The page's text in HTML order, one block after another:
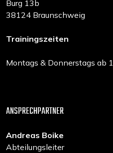
Burg 13b
38124 Braunschweig
Trainingszeiten
Montags & Donnerstags ab
ANSPRECHPARTNER
Andreas Boike
Abteilungsleiter